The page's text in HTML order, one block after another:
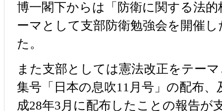
博一閣下からは「防衛に関する法
ーマとして支部防衛勉強会を開催
た。
また支部としては憲法改正をテー
集号「日本の息吹11月号」の配布
成28年3月に配布したことの報告が